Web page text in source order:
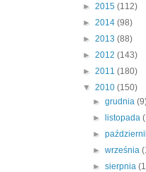
► 2015 (112)
► 2014 (98)
► 2013 (88)
► 2012 (143)
► 2011 (180)
▼ 2010 (150)
►grudnia
►listopada
►
►września
►sierpnia